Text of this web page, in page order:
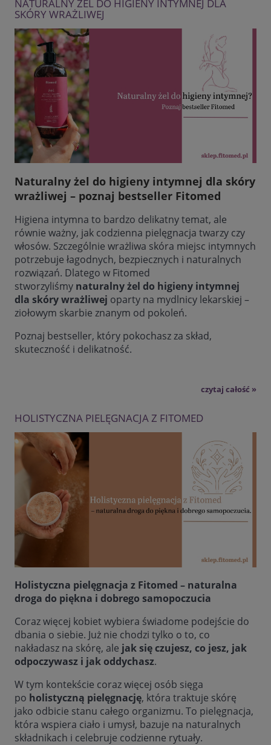
NATURALNY ŻEL DO HIGIENY INTYMNEJ DLA
SKÓRY WRAŻLIWEJ
Naturalny żel do higieny intymnej dla skóry
wrażliwej – poznaj bestseller Fitomed
Higiena intymna to bardzo delikatny temat, ale
równie ważny, jak codzienna pielęgnacja twarzy czy
włosów. Szczególnie wrażliwa skóra miejsc intymnych
potrzebuje łagodnych, bezpiecznych i naturalnych
rozwiązań. Dlatego w Fitomed
stworzyliśmy naturalny żel do higieny intymnej
dla skóry wrażliwej oparty na mydlnicy lekarskiej –
ziołowym skarbie znanym od pokoleń.
Poznaj bestseller, który pokochasz za skład,
skuteczność i delikatność.
czytaj całość »
HOLISTYCZNA PIELĘGNACJA Z FITOMED
Holistyczna pielęgnacja z Fitomed – naturalna
droga do piękna i dobrego samopoczucia
Coraz więcej kobiet wybiera świadome podejście do
dbania o siebie. Już nie chodzi tylko o to, co
nakładasz na skórę, ale jak się czujesz, co jesz, jak
odpoczywasz i jak oddychasz.
W tym kontekście coraz więcej osób sięga
po holistyczną pielęgnację, która traktuje skórę
jako odbicie stanu całego organizmu. To pielęgnacja,
która wspiera ciało i umysł, bazuje na naturalnych
składnikach i celebruje codzienne rytuały.